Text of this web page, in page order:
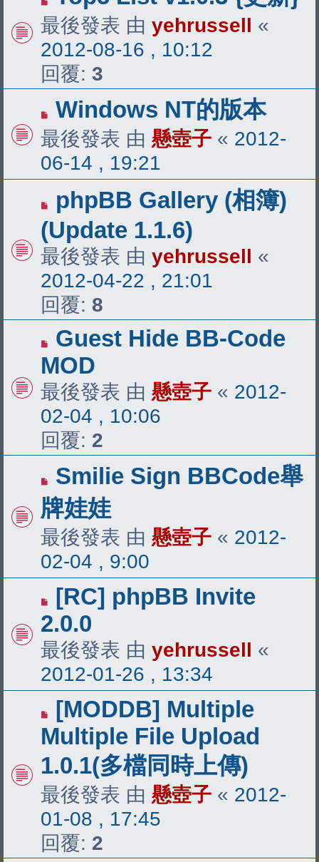
最後發表 由 yehrussell «
2012-08-16 , 10:12
回覆: 3
Windows NT的版本
最後發表 由 懸壺子 « 2012-
06-14 , 19:21
phpBB Gallery (相簿)
(Update 1.1.6)
最後發表 由 yehrussell «
2012-04-22 , 21:01
回覆: 8
Guest Hide BB-Code
MOD
最後發表 由 懸壺子 « 2012-
02-04 , 10:06
回覆: 2
Smilie Sign BBCode舉
牌娃娃
最後發表 由 懸壺子 « 2012-
02-04 , 9:00
[RC] phpBB Invite
2.0.0
最後發表 由 yehrussell «
2012-01-26 , 13:34
[MODDB] Multiple
Multiple File Upload
1.0.1(多檔同時上傳)
最後發表 由 懸壺子 « 2012-
01-08 , 17:45
回覆: 2